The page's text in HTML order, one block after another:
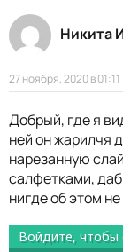
Никита
27 ноября, 2020 в 01:11
Добрый, где я
ней он жарилчя
нарезанную
салфетками,
нигде об этом
Войдите, чтобы